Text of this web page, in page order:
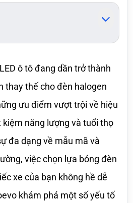
ô tô đang dần trở thành
thay thế cho đèn halogen
ưu điểm vượt trội về hiệu
kiệm năng lượng và tuổi thọ
đa dạng về mẫu mã và
việc chọn lựa bóng đèn
xe của bạn không hề dễ
khám phá một số yếu tố